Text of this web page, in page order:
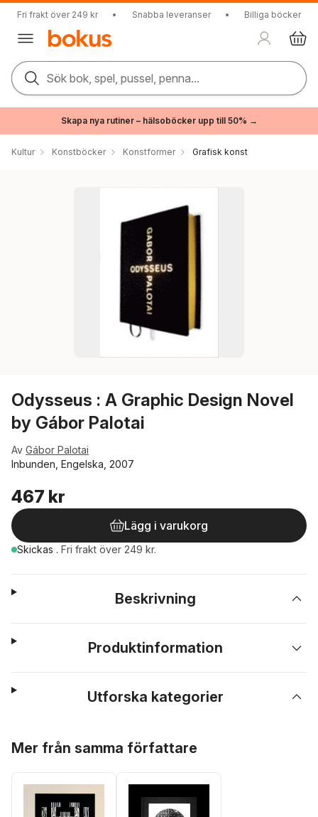
Fri frakt över 249 kr • Snabba leveranser • Billiga böcker
Sök bok, spel, pussel, penna...
Skapa nya rutiner – hälsoböcker upp till 50% →
Kultur Konstböcker Konstformer Grafisk konst
Odysseus : A Graphic Design Novel
by Gábor Palotai
Av Gábor Palotai
Inbunden, Engelska, 2007
467 kr
Lägg i varukorg
Skickas . Fri frakt över 249 kr.
Beskrivning
Produktinformation
Utforska kategorier
Mer från samma författare